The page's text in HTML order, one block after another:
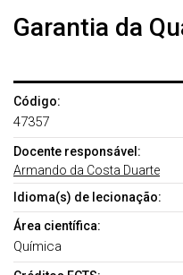
Garantia da
Código:
47357
Docente responsável:
Armando da Costa Duarte
Idioma(s) de lecionação:
Área científica:
Química